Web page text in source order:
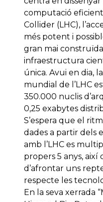
computació
Collider (LHC),
més potent i
gran mai
infraestructura
única. Avui en dia,
mundial de l’LHC
350.000 nuclis
0,25 exabytes
S’espera que el
dades a partir dels
amb l’LHC es
propers 5 anys, així
d’afrontar uns
respecte les
En la seva xerrada